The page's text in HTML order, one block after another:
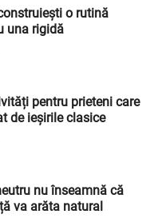
o rutină
una rigidă
pentru prieteni care
de ieșirile clasice
nu înseamnă că
va arăta natural